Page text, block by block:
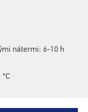
nátermi: 6-10 h